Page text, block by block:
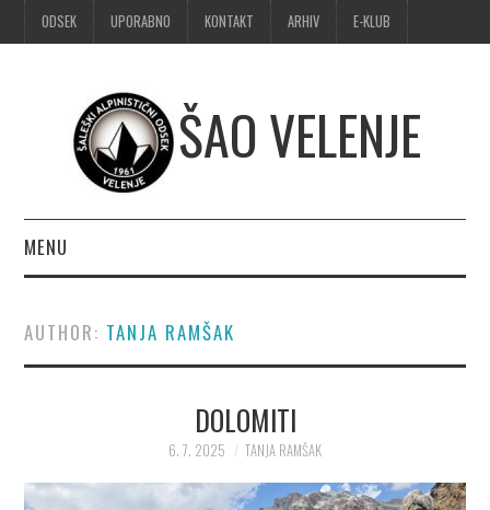
ODSEK UPORABNO KONTAKT ARHIV E-KLUB
ŠAO VELENJE
MENU
OBVESTILA
AUTHOR: TANJA RAMŠAK
DOLOMITI
6. 7. 2025 TANJA RAMŠAK